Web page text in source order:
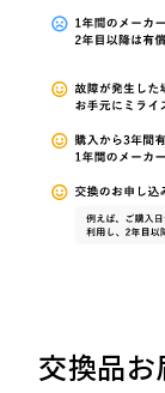
交換品お